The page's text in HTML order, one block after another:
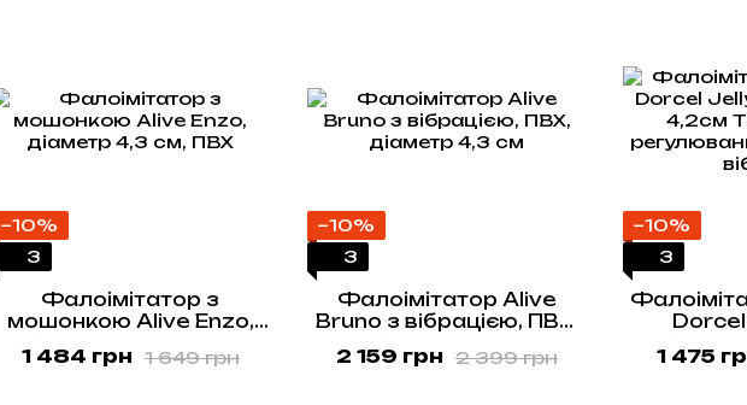
−10%
3
Фалоімітатор з
мошонкою Alive Enzo,
1 649 грн
1 484 грн
−10%
3
Фалоімітатор Alive
Bruno з вібрацією, ПВХ,
2 399 грн
2 159 грн
−10%
3
плавне
1 475